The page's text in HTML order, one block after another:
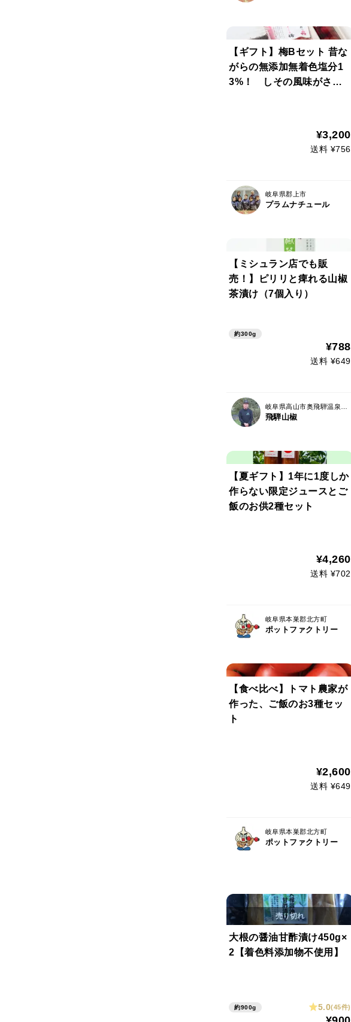
【ギフト】梅Bセット 昔な
がらの無添加無着色塩分1
3%！ しその風味がさわ
¥3,200
送料 ¥756
岐阜県郡上市
プラムナチュール
【ミシュラン店でも販
売！】ピリリと痺れる山椒
茶漬け（7個入り）
約300g
¥788
送料 ¥649
飛騨山椒
【夏ギフト】1年に1度しか
作らない限定ジュースとご
飯のお供2種セット
¥4,260
送料 ¥702
岐阜県本巣郡北方町
ポットファクトリー
【食べ比べ】トマト農家が
作った、ご飯のお3種セッ
ト
¥2,600
送料 ¥649
岐阜県本巣郡北方町
ポットファクトリー
大根の醤油甘酢漬け450g×
2【着色料添加物不使用】
約900g 5.0(45件)